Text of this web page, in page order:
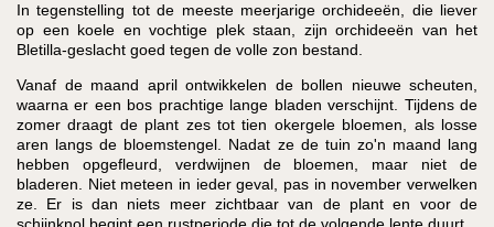
In tegenstelling tot de meeste meerjarige orchideeën, die liever
op een koele en vochtige plek staan, zijn orchideeën van het
Bletilla-geslacht goed tegen de volle zon bestand.
Vanaf de maand april ontwikkelen de bollen nieuwe scheuten,
waarna er een bos prachtige lange bladen verschijnt. Tijdens de
zomer draagt de plant zes tot tien okergele bloemen, als losse
aren langs de bloemstengel. Nadat ze de tuin zo'n maand lang
hebben opgefleurd, verdwijnen de bloemen, maar niet de
bladeren. Niet meteen in ieder geval, pas in november verwelken
ze. Er is dan niets meer zichtbaar van de plant en voor de